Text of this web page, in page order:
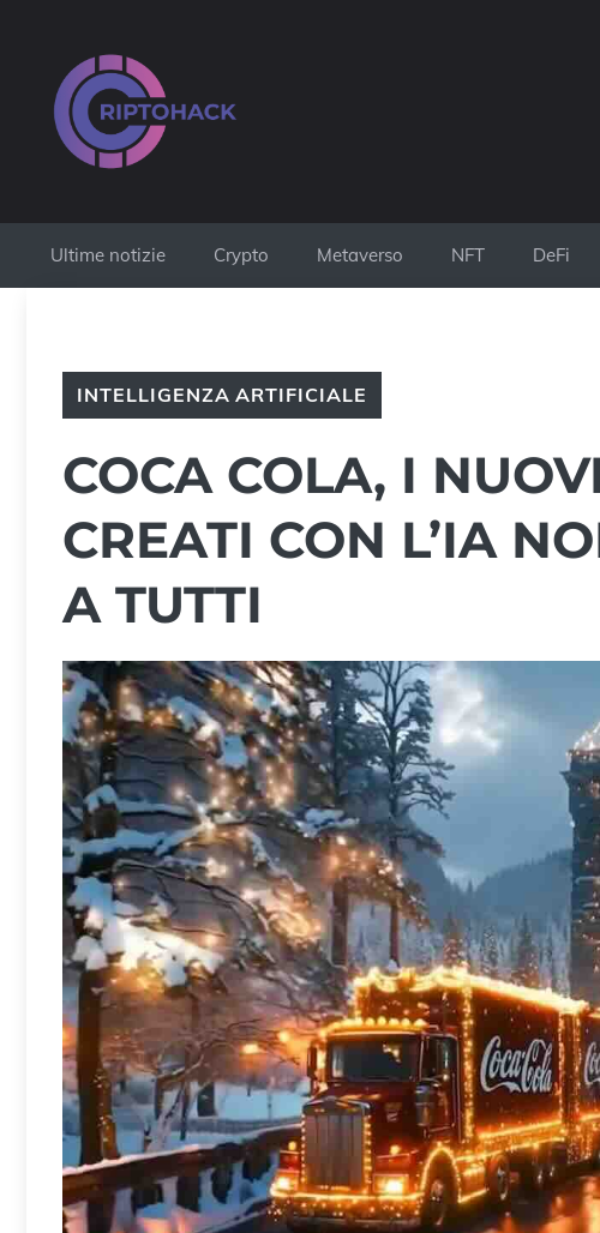
contenuto
Ultime notizie Crypto Metaverso NFT DeFi
INTELLIGENZA ARTIFICIALE
COCA COLA, I
CREATI CON L’IA
A TUTTI